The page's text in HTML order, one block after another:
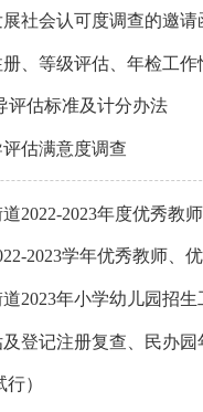
社会认可度调查的邀请
、等级评估、年检工作
评估标准及计分办法
估满意度调查
2022-2023年度优秀教
2023学年优秀教师、
2023年小学幼儿园招生
登记注册复查、民办园
）